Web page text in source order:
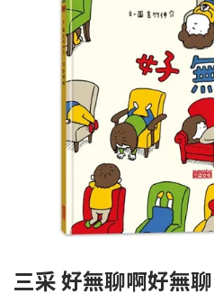
三采 好無聊啊好無聊